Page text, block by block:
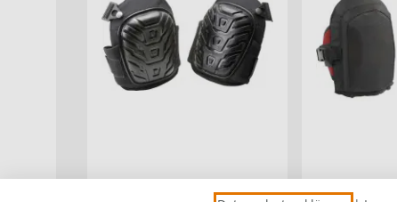
Meister Knieschoner Profi 1
Meister